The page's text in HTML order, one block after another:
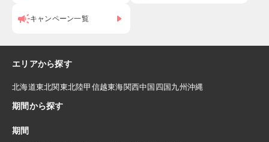
キャンペーン一覧
エリアから探す
北海道東北関東北陸甲信越東海関西中国 四国 九州 沖縄
期間から探す
期間